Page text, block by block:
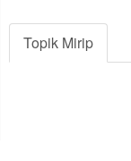
Topik Mirip